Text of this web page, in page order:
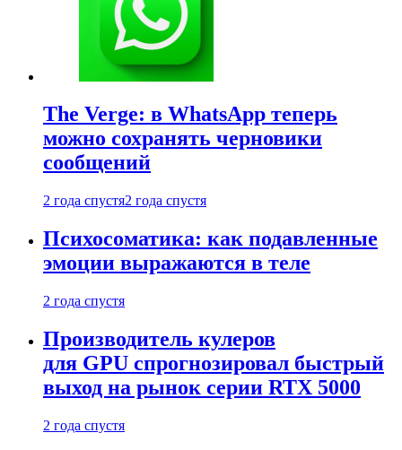
The Verge: в WhatsApp теперь
можно сохранять черновики
сообщений
2 года спустя2 года спустя
Психосоматика: как подавленные
эмоции выражаются в теле
2 года спустя
Производитель кулеров
для GPU спрогнозировал быстрый
выход на рынок серии RTX 5000
2 года спустя